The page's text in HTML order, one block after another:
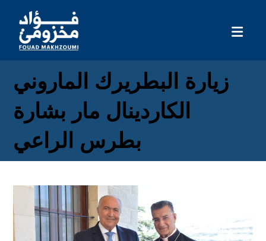
زيارة البطريرك الماروني
الكاردينال مار بشارة
بطرس الراعي